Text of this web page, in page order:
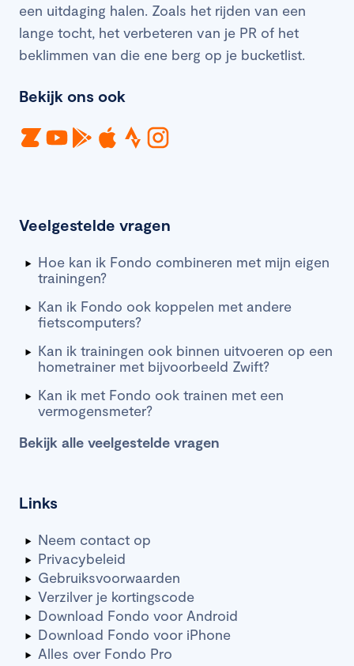
een uitdaging halen. Zoals het rijden van een
lange tocht, het verbeteren van je PR of het
beklimmen van die ene berg op je bucketlist.
Bekijk ons ook
Links
Neem contact op
Privacybeleid
Gebruiksvoorwaarden
Verzilver je kortingscode
Download Fondo voor Android
Download Fondo voor iPhone
Alles over Fondo Pro
Veelgestelde vragen
Hoe kan ik Fondo combineren met mijn eigen
trainingen?
Kan ik Fondo ook koppelen met andere
fietscomputers?
Kan ik trainingen ook binnen uitvoeren op een
hometrainer met bijvoorbeeld Zwift?
Kan ik met Fondo ook trainen met een
vermogensmeter?
Bekijk alle veelgestelde vragen